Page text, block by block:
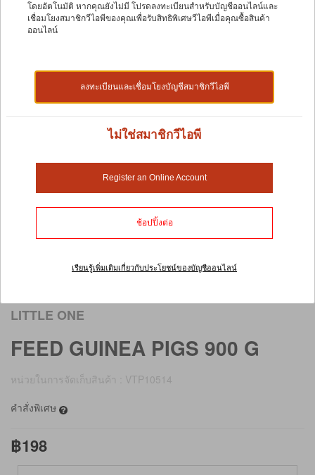
LITTLE ONE
FEED GUINEA PIGS 900 G
หน่วยในการจัดเก็บสินค้า : VTP10514
คำสั่งพิเศษ
฿198
โดยอัตโนมัติ หากคุณยังไม่มี โปรดลงทะเบียนสำหรับบัญชีออนไลน์และ
เชื่อมโยงสมาชิกวีไอพีของคุณเพื่อรับสิทธิพิเศษวีไอพีเมื่อคุณซื้อสินค้า
ออนไลน์
ลงทะเบียนและเชื่อมโยงบัญชีสมาชิกวีไอพี
ไม่ใช่สมาชิกวีไอพี
Register an Online Account
ช้อปปิ้งต่อ
เรียนรู้เพิ่มเติมเกี่ยวกับประโยชน์ของบัญชีออนไลน์